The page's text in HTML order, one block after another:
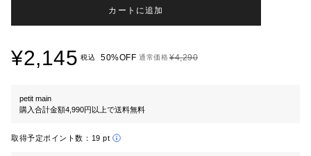
カートに追加
¥2,145 税込 50%OFF 通常価格¥4,290
petit main
購入合計金額4,990円以上で送料無料
取得予定ポイント数： 19 pt